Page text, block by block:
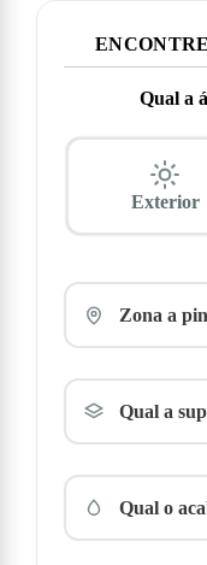
Qual a
Exterior
Zona a
Qual a
Qual o